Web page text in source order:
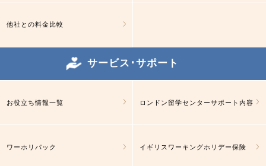
他社との料金比較
サービス･サポート
お役立ち情報一覧 ロンドン留学センターサポート内容
ワーホリパック イギリスワーキングホリデー保険